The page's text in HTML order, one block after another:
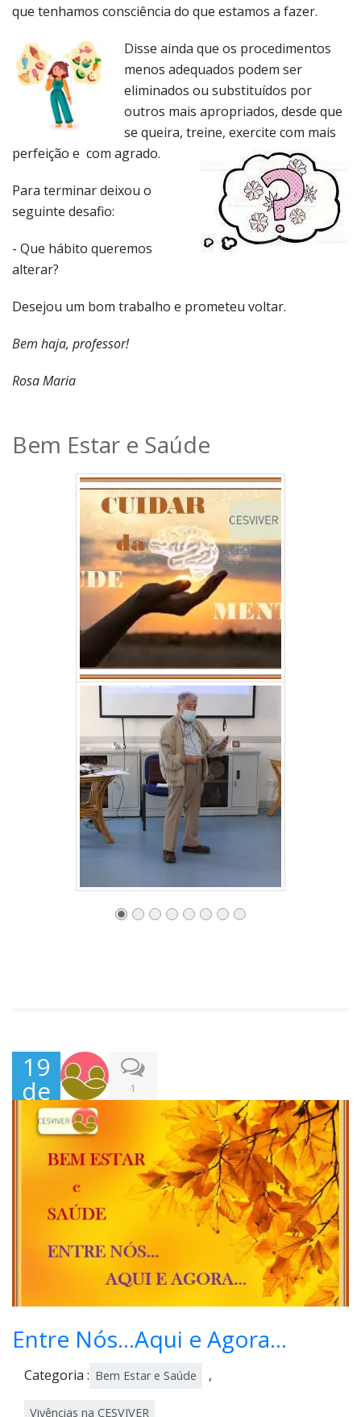
que tenhamos consciência do que estamos a fazer.
Disse ainda que os procedimentos
menos adequados podem ser
eliminados ou substituídos por
outros mais apropriados, desde que
se queira, treine, exercite com mais
perfeição e com agrado.
Para terminar deixou o
seguinte desafio:
- Que hábito queremos
alterar?
Desejou um bom trabalho e prometeu voltar.
Bem haja, professor!
Rosa Maria
Bem Estar e Saúde
19
de
Out
ubr
1
Entre Nós…Aqui e Agora…
Categoria : Bem Estar e Saúde ,
Vivências na CESVIVER